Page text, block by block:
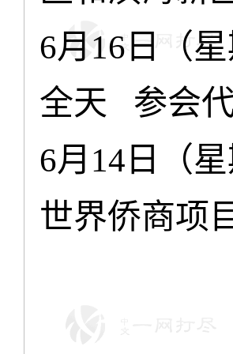
6月 16 日（星
全天
参会
6月 14 日（
世界侨商项